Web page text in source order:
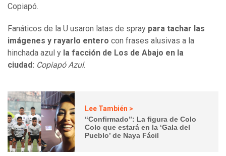
Copiapó.
Fanáticos de la U usaron latas de spray para tachar las
imágenes y rayarlo entero con frases alusivas a la
hinchada azul y la facción de Los de Abajo en la
ciudad: Copiapó Azul.
Lee También >
“Confirmado”: La figura de Colo
Colo que estará en la ‘Gala del
Pueblo’ de Naya Fácil